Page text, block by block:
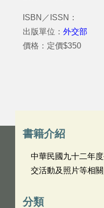
ISBN／ISSN：
出版單位： 外交部
價格：定價$350
書籍介紹
中華民國九十二年
交活動及照片等相
分類